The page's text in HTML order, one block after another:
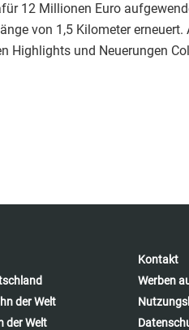
12 Millionen Euro
von 1,5 Kilometer
Highlights und Neuerungen
der Welt
der Welt
Kontakt
Werben